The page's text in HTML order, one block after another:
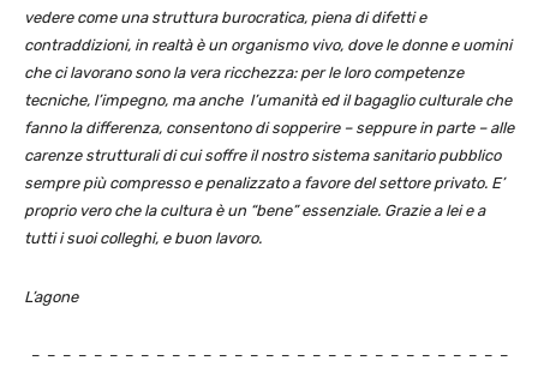
vedere come una struttura burocratica, piena di difetti e
contraddizioni, in realtà è un organismo vivo, dove le donne e uomini
che ci lavorano sono la vera ricchezza: per le loro competenze
tecniche, l’impegno, ma anche l’umanità ed il bagaglio culturale che
fanno la differenza, consentono di sopperire – seppure in parte – alle
carenze strutturali di cui soffre il nostro sistema sanitario pubblico
sempre più compresso e penalizzato a favore del settore privato. E’
proprio vero che la cultura è un “bene” essenziale. Grazie a lei e a
tutti i suoi colleghi, e buon lavoro.
L’agone
– – – – – – – – – – – – – – – – – – – – – – – – – – – – – – –